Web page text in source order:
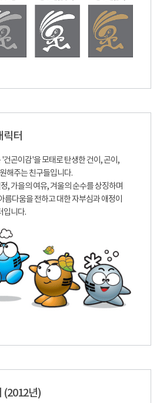
릭터
건곤이감'을 모태로 탄생한 건이, 곤이,
해주는 친구들입니다.
, 가을의 여유, 겨울의 순수를 상징하며
름다움을 전하고 대한 자부심과 애정이
입니다.
(2012년)